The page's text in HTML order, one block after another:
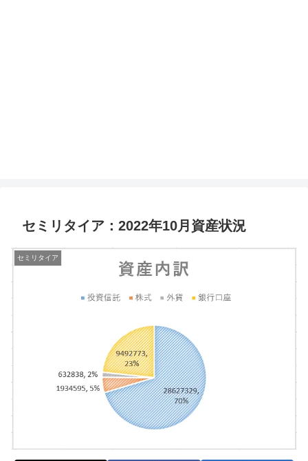
セミリタイア：2022年10月資産状況
セミリタイア